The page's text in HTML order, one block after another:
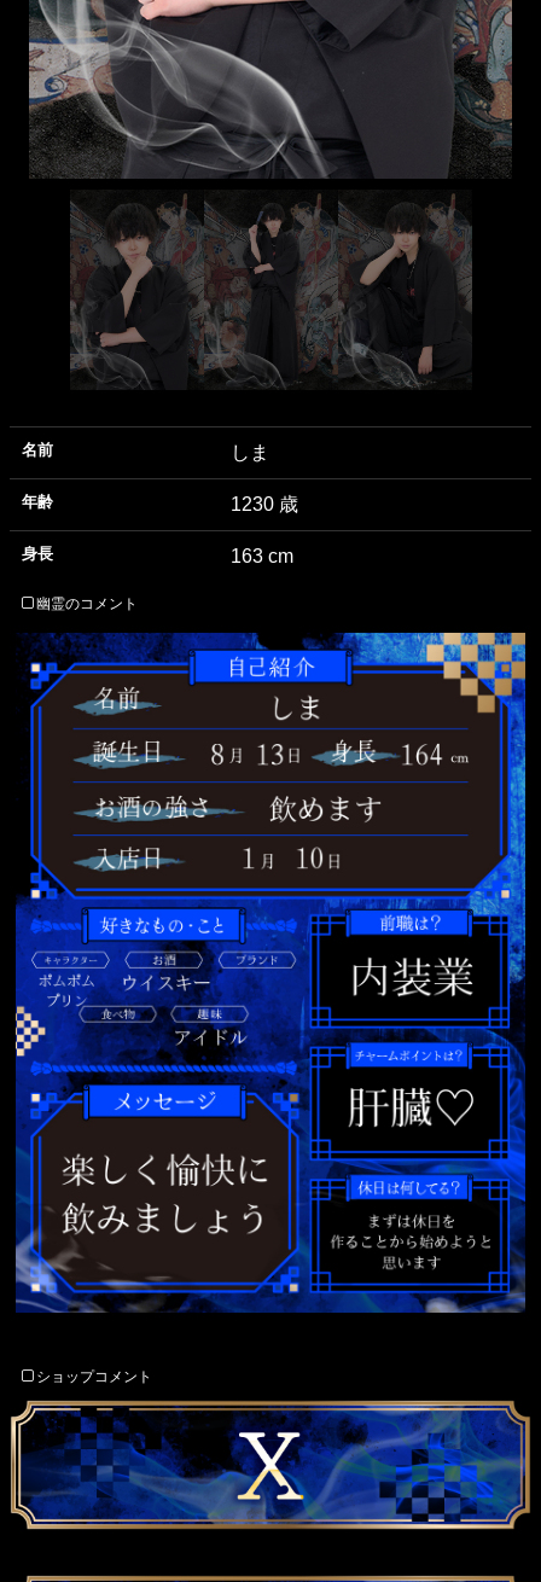
名前 しま
年齢 1230 歳
身長 163 cm
幽霊のコメント
ショップコメント